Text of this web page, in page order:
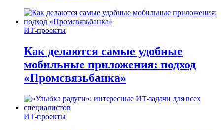
ИТ-проекты
Как делаются самые удобные
мобильные приложения: подход
«Промсвязьбанка»
ИТ-проекты